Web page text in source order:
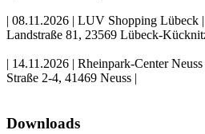
| 08.11.2026 | LUV Shopping Lübeck
Landstraße 81, 23569 Lübeck-
| 14.11.2026 | Rheinpark-Center
Straße 2-4, 41469 Neuss |
Downloads